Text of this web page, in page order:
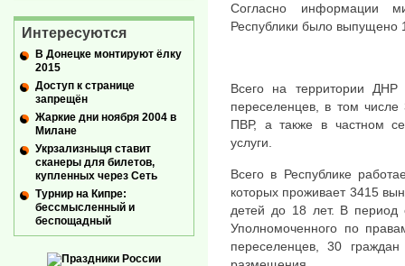
Согласно информации
Республики было
Всего на территории ДНР
переселенцев, в том
ПВР, а также в частном
услуги.
Всего в Республике
которых проживает 3415
детей до 18 лет. В
Уполномоченного по
переселенцев, 30
Интересуются
В Донецке монтируют ёлку
2015
Доступ к странице
запрещён
Жаркие дни ноября 2004 в
Милане
Укрзализныця ставит
сканеры для билетов,
купленных через Сеть
Турнир на Кипре:
бессмысленный и
беспощадный